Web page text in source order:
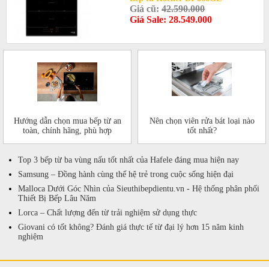
Giá cũ:42.590.000
Giá Sale: 28.549.000
Hướng dẫn chọn mua bếp từ an
toàn, chính hãng, phù hợp
Nên chọn viên rửa bát loại nào
tốt nhất?
Top 3 bếp từ ba vùng nấu tốt nhất của Hafele đáng mua hiện nay
Samsung – Đồng hành cùng thế hệ trẻ trong cuộc sống hiện đại
Malloca Dưới Góc Nhìn của Sieuthibepdientu.vn - Hệ thống phân phối
Thiết Bị Bếp Lâu Năm
Lorca – Chất lượng đến từ trải nghiệm sử dụng thực
Giovani có tốt không? Đánh giá thực tế từ đại lý hơn 15 năm kinh
nghiệm